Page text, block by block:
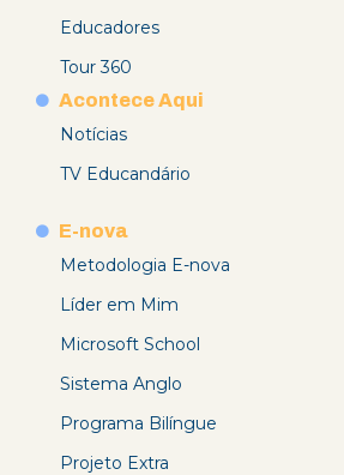
Educadores
Tour 360
Acontece Aqui
Notícias
TV Educandário
E-nova
Metodologia E-nova
Líder em Mim
Microsoft School
Sistema Anglo
Programa Bilíngue
Projeto Extra